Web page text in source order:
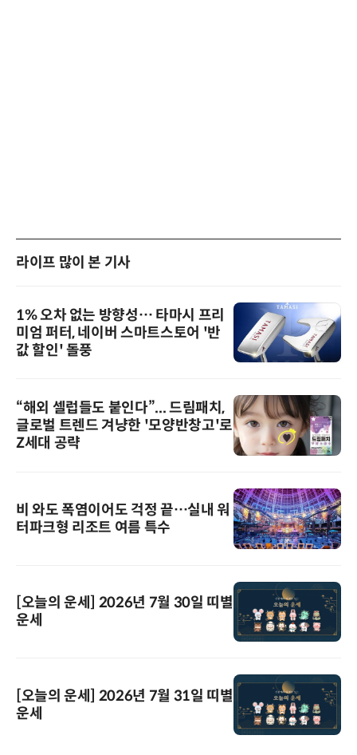
라이프 많이 본 기사
1% 오차 없는 방향성… 타마시 프리
미엄 퍼터, 네이버 스마트스토어 '반
값 할인' 돌풍
“해외 셀럽들도 붙인다”... 드림패치,
글로벌 트렌드 겨냥한 '모양반창고'로
Z세대 공략
비 와도 폭염이어도 걱정 끝…실내 워
터파크형 리조트 여름 특수
[오늘의 운세] 2026년 7월 30일 띠별
운세
[오늘의 운세] 2026년 7월 31일 띠별
운세